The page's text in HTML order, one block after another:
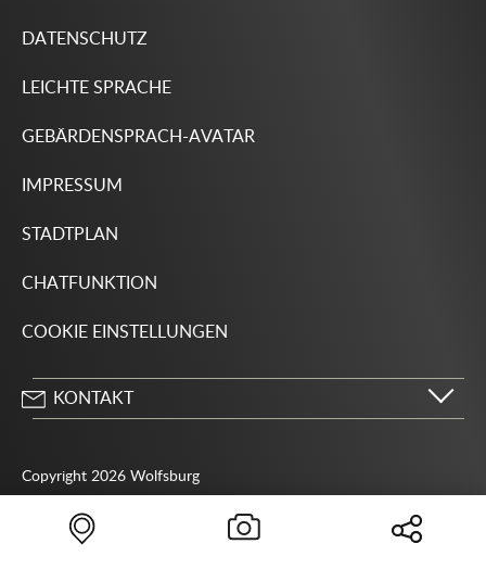
DATENSCHUTZ
LEICHTE SPRACHE
GEBÄRDENSPRACH-AVATAR
IMPRESSUM
STADTPLAN
CHATFUNKTION
COOKIE EINSTELLUNGEN
KONTAKT
38440 Wolfsburg
05361 28-1234
Copyright 2026 Wolfsburg